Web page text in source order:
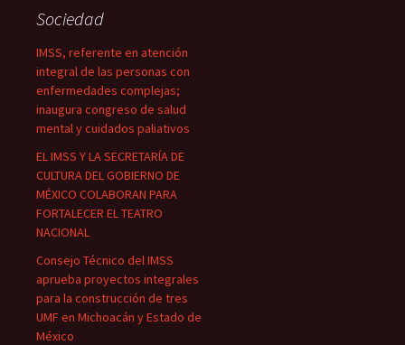
Sociedad
IMSS, referente en atención
integral de las personas con
enfermedades complejas;
inaugura congreso de salud
mental y cuidados paliativos
EL IMSS Y LA SECRETARÍA DE
CULTURA DEL GOBIERNO DE
MÉXICO COLABORAN PARA
FORTALECER EL TEATRO
NACIONAL
Consejo Técnico del IMSS
aprueba proyectos integrales
para la construcción de tres
UMF en Michoacán y Estado de
México